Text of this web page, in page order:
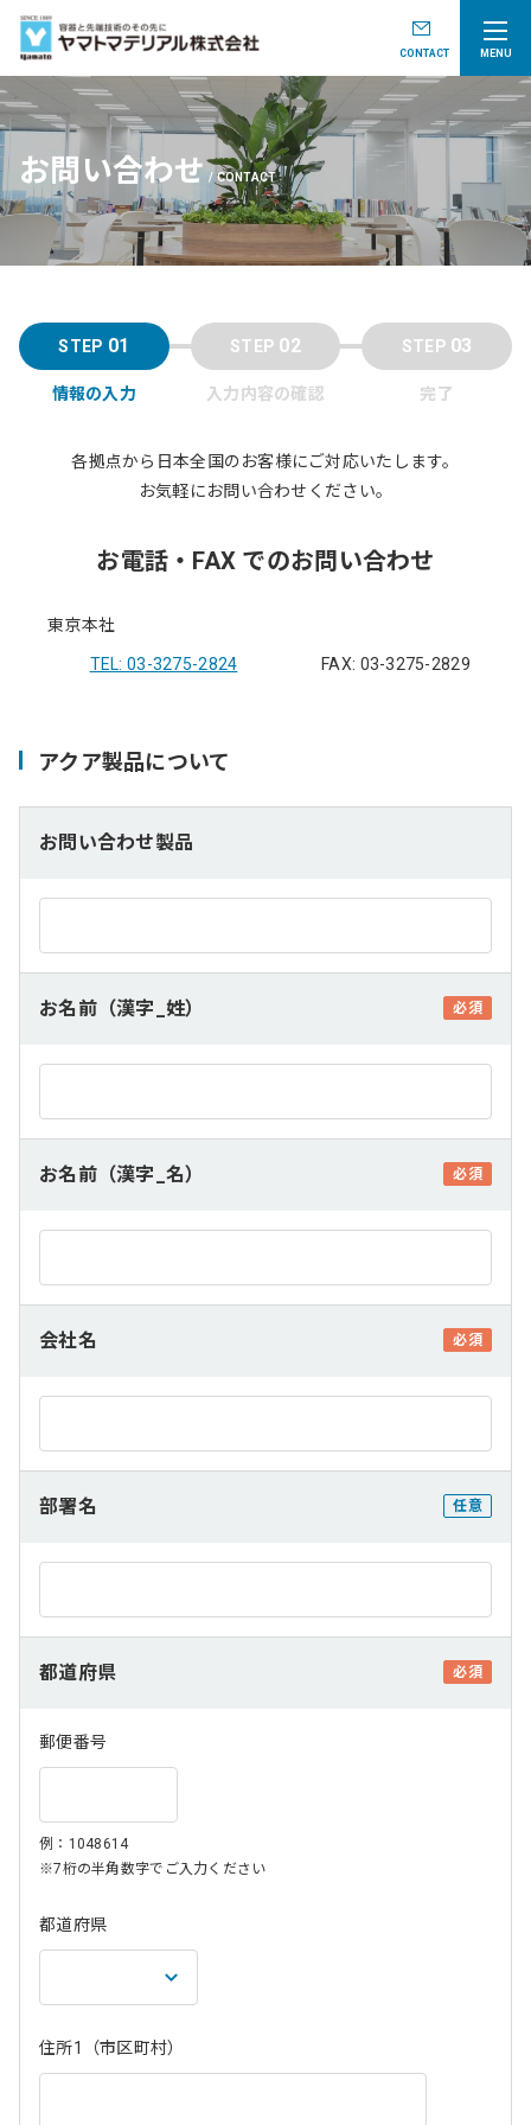
CONTACT MENU
お問い合わせ CONTACT
01
情報の入力
02
入力内容の確認
03
完了
各拠点から日本全国のお客様にご対応いたします。
お気軽にお問い合わせください。
お電話・FAX でのお問い合わせ
東京本社
TEL: 03-3275-2824 FAX: 03-3275-2829
アクア製品について
お問い合わせ製品
お名前（漢字_姓） 必須
お名前（漢字_名） 必須
会社名 必須
部署名 任意
都道府県 必須
郵便番号
例：1048614
※7桁の半角数字でご入力ください
都道府県
住所1（市区町村）